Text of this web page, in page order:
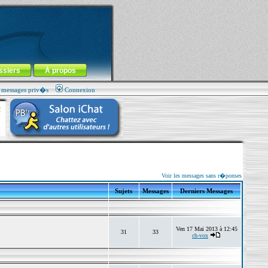
À propos
priv�s Connexion
Voir les messages sans r�ponses
Sujets Messages Derniers Messages
31 33
Ven 17 Mai 2013 à 12:45
ch-vox